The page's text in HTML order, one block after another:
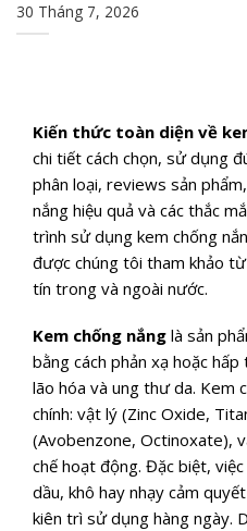
30 Tháng 7, 2026
Kiến thức toàn diện về
chi tiết cách chọn, sử dụng
phân loại, reviews sản
nắng hiệu quả và các thắc
trình sử dụng kem chống
được chúng tôi tham khảo
tín trong và ngoài nước.
Kem chống nắng là sản
bằng cách phản xạ hoặc
lão hóa và ung thư da. Kem
chính: vật lý (Zinc Oxide,
(Avobenzone, Octinoxate),
chế hoạt động. Đặc biệt,
dầu, khô hay nhạy cảm
kiên trì sử dụng hàng ngày.